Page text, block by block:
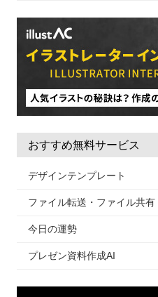
おすすめ無料サービス
デザインテンプレート
ファイル転送・ファイル共有
今日の運勢
プレゼン資料作成AI